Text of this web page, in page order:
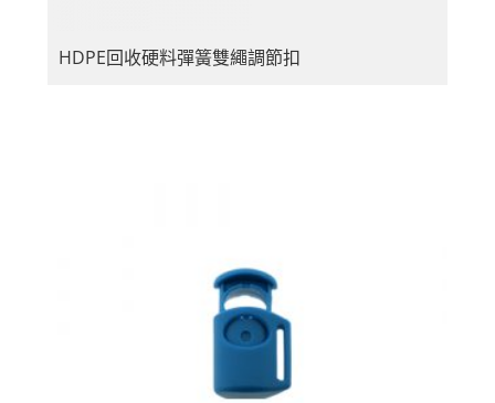
HDPE回收硬料彈簧雙繩調節扣